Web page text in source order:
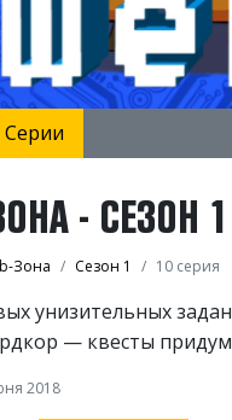
Серии
- СЕЗОН
Зона Сезон 1 10 серия
унизительных
— квесты
2018